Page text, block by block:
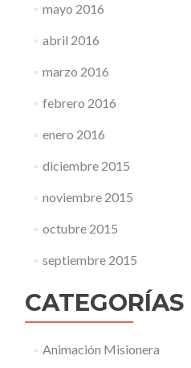
mayo 2016
abril 2016
marzo 2016
febrero 2016
enero 2016
diciembre 2015
noviembre 2015
octubre 2015
septiembre 2015
CATEGORÍAS
Animación Misionera